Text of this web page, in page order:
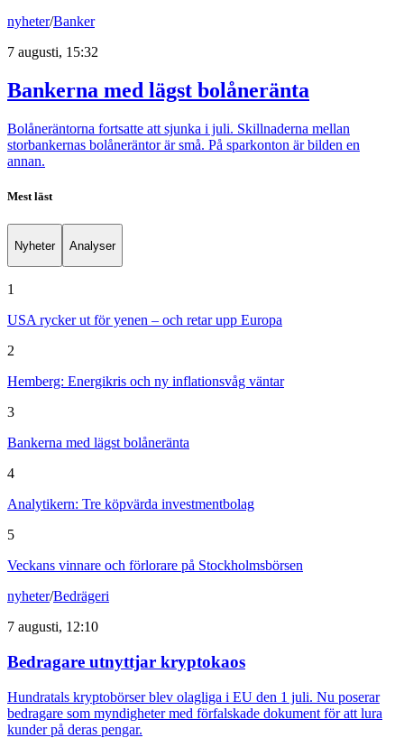
nyheter/Banker
7 augusti, 15:32
Bankerna med lägst bolåneränta
Bolåneräntorna fortsatte att sjunka i juli. Skillnaderna mellan
storbankernas bolåneräntor är små. På sparkonton är bilden en
annan.
Mest läst
Nyheter Analyser
1
USA rycker ut för yenen – och retar upp Europa
2
Hemberg: Energikris och ny inflationsvåg väntar
3
Bankerna med lägst bolåneränta
4
Analytikern: Tre köpvärda investmentbolag
5
Veckans vinnare och förlorare på Stockholmsbörsen
nyheter/Bedrägeri
7 augusti, 12:10
Bedragare utnyttjar kryptokaos
Hundratals kryptobörser blev olagliga i EU den 1 juli. Nu poserar
bedragare som myndigheter med förfalskade dokument för att lura
kunder på deras pengar.